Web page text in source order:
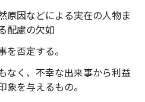
原因などによる実在の人物ま
配慮の欠如
を否定する。
なく、不幸な出来事から利益
象を与えるもの。